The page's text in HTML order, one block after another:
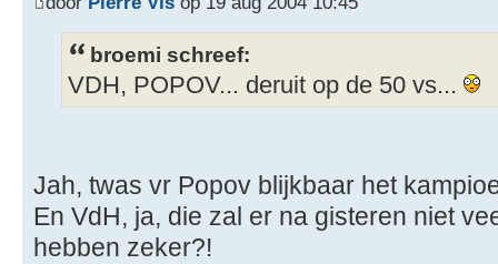
broemi schreef:
VDH, POPOV... deruit op de 50 vs...
Jah, twas vr Popov blijkbaar het
En VdH, ja, die zal er na gisteren niet
hebben zeker?!